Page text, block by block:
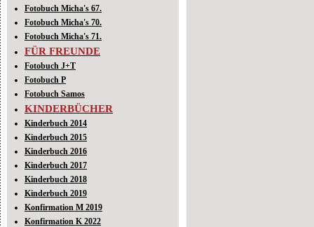
Fotobuch Micha's 67.
Fotobuch Micha's 70.
Fotobuch Micha's 71.
FÜR FREUNDE
Fotobuch J+T
Fotobuch P
Fotobuch Samos
KINDERBÜCHER
Kinderbuch 2014
Kinderbuch 2015
Kinderbuch 2016
Kinderbuch 2017
Kinderbuch 2018
Kinderbuch 2019
Konfirmation M 2019
Konfirmation K 2022